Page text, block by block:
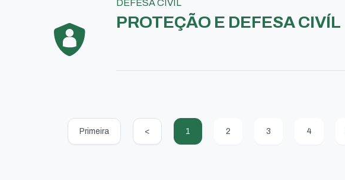
DEFESA CIVÍL
PROTEÇÃO E DEFESA CIVÍL
Primeira < 1 2 3 4